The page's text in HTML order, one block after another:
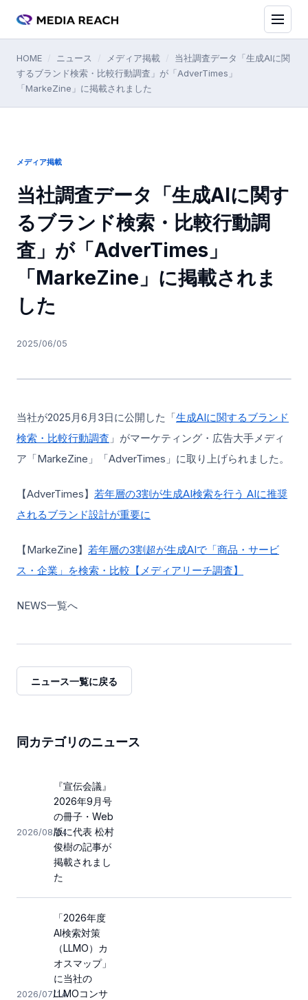
HOME ニュース メディア掲載
当社調査データ「生成AIに関
するブランド検索・比較行動調査」が「AdverTimes」
「MarkeZine」に掲載されました
メディア掲載
当社調査データ「生成AIに関す
るブランド検索・比較行動調
査」が「AdverTimes」
「MarkeZine」に掲載されま
した
2025/06/05
当社が2025月6月3日に公開した「生成AIに関するブランド
検索・比較行動調査 」がマーケティング・広告大手メディ
ア「MarkeZine」「AdverTimes」に取り上げられました。
【AdverTimes】 若年層の3割が生成AI検索を行う AIに推奨
されるブランド設計が重要に
【MarkeZine】 若年層の3割超が生成AIで「商品・サービ
ス・企業」を検索・比較【メディアリーチ調査】
NEWS一覧へ
ニュース一覧に戻る
同カテゴリのニュース
2026/08/04
『宣伝会議』
2026年9月号
の冊子・Web
版に代表 松村
俊樹の記事が
掲載されまし
た
2026/07/14
「2026年度
AI検索対策
（LLMO）カ
オスマップ」
に当社の
LLMOコンサ